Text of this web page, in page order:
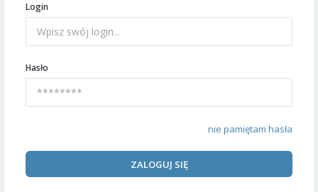
Login
Hasło
nie pamiętam hasła
ZALOGUJ SIĘ